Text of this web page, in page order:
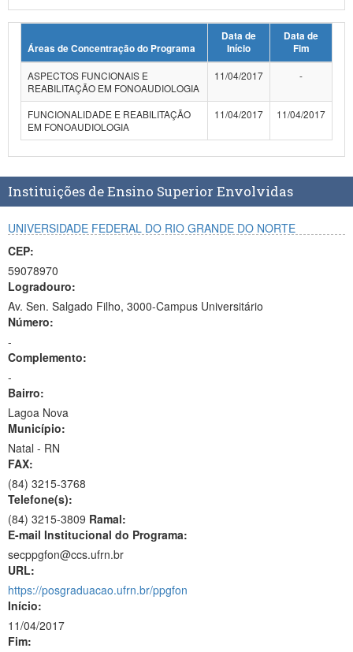
Advocacia-Geral da União
Banco Central do Brasil
Planalto
Áreas de Concentração do Programa
Data de
Início
Data de
Fim
ASPECTOS FUNCIONAIS E
REABILITAÇÃO EM FONOAUDIOLOGIA
11/04/2017 -
FUNCIONALIDADE E REABILITAÇÃO
EM FONOAUDIOLOGIA
11/04/2017 11/04/2017
Instituições de Ensino Superior Envolvidas
UNIVERSIDADE FEDERAL DO RIO GRANDE DO NORTE
CEP:
59078970
Logradouro:
Av. Sen. Salgado Filho, 3000-Campus Universitário
Número:
-
Complemento:
-
Bairro:
Lagoa Nova
Município:
Natal - RN
FAX:
(84) 3215-3768
Telefone(s):
(84) 3215-3809 Ramal:
E-mail Institucional do Programa:
secppgfon@ccs.ufrn.br
URL:
https://posgraduacao.ufrn.br/ppgfon
Início:
11/04/2017
Fim: